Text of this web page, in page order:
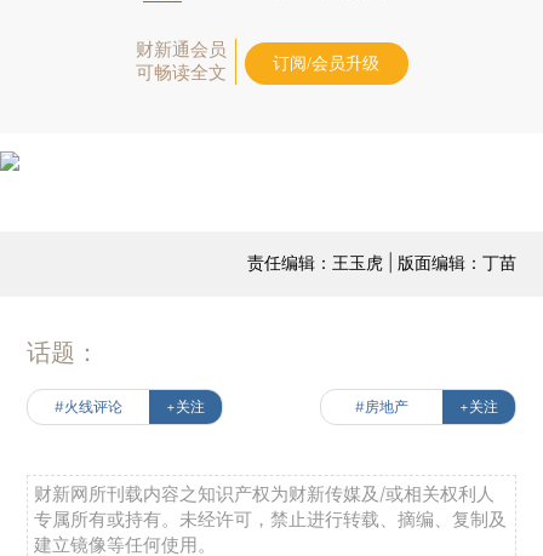
财新通会员
可畅读全文
订阅/会员升级
责任编辑：王玉虎 | 版面编辑：丁苗
话题：
#火线评论 +关注 #房地产 +关注
财新网所刊载内容之知识产权为财新传媒及/或相关权利人
专属所有或持有。未经许可，禁止进行转载、摘编、复制及
建立镜像等任何使用。